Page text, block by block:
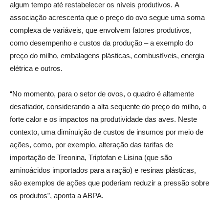
algum tempo até restabelecer os níveis produtivos. A
associação acrescenta que o preço do ovo segue uma soma
complexa de variáveis, que envolvem fatores produtivos,
como desempenho e custos da produção – a exemplo do
preço do milho, embalagens plásticas, combustíveis, energia
elétrica e outros.
“No momento, para o setor de ovos, o quadro é altamente
desafiador, considerando a alta sequente do preço do milho, o
forte calor e os impactos na produtividade das aves. Neste
contexto, uma diminuição de custos de insumos por meio de
ações, como, por exemplo, alteração das tarifas de
importação de Treonina, Triptofan e Lisina (que são
aminoácidos importados para a ração) e resinas plásticas,
são exemplos de ações que poderiam reduzir a pressão sobre
os produtos”, aponta a ABPA.